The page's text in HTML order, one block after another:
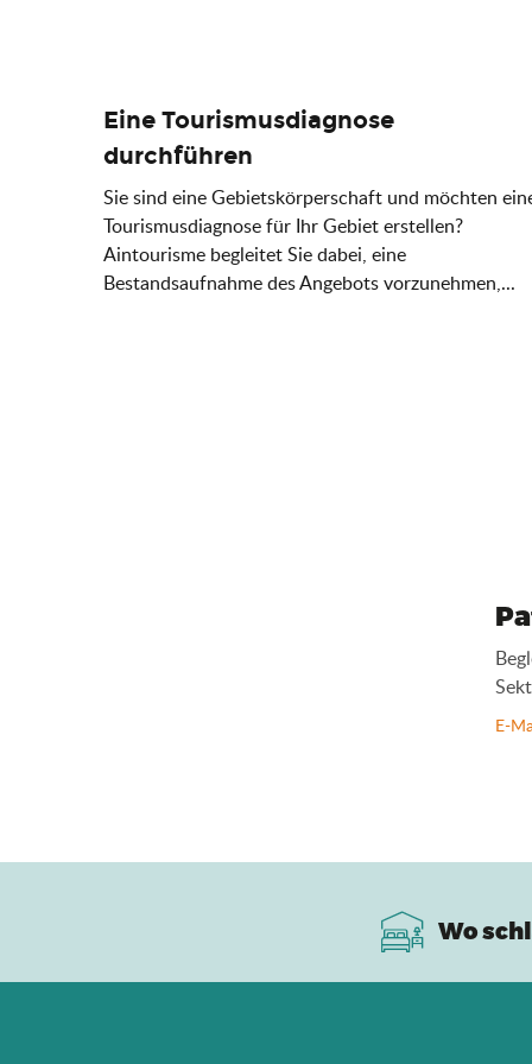
Eine Tourismusdiagnose
durchführen
Sie sind eine Gebietskörperschaft und möchten
Tourismusdiagnose für Ihr Gebiet erstellen?
Aintourisme begleitet Sie dabei, eine
Bestandsaufnahme des Angebots vorzunehmen,...
E-
Wo